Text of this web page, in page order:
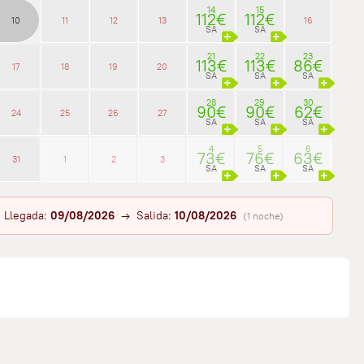
10 11 12 13
14
112€
SA
15
112€
SA
16
17 18 19 20
21
113€
SA
22
113€
SA
23
86€
SA
24 25 26 27
28
90€
SA
29
90€
SA
30
62€
SA
31 1 2 3
4
73€
SA
5
76€
SA
6
63€
SA
Llegada: 09/08/2026 → Salida: 10/08/2026 (1 noche)